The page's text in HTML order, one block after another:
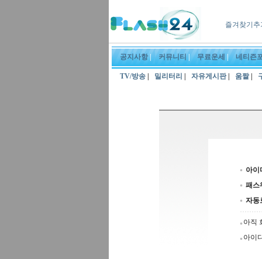
즐겨찾기
공지사항| 커뮤니티| 무료운세 |네티즌
TV/방송 밀리터리 |자유게시판| 움짤|
아이
패스
자동
아직
아이